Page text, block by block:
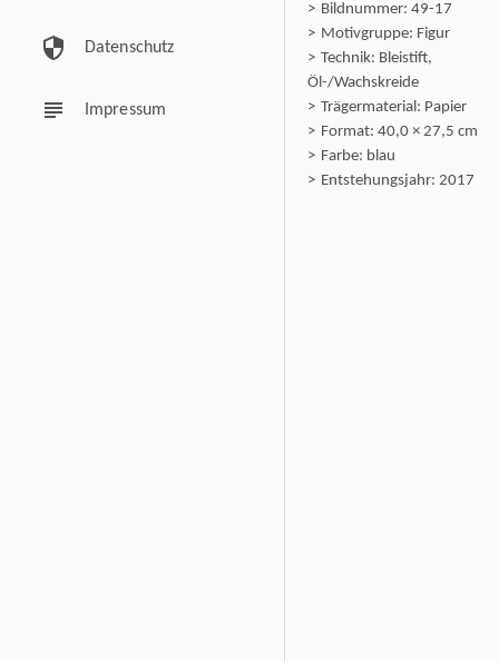
security Datenschutz
subject Impressum
Bildnummer: 49-17
Motivgruppe: Figur
Technik: Bleistift,
Öl-/Wachskreide
Trägermaterial: Papier
Format: 40,0 × 27,5 cm
Farbe: blau
Entstehungsjahr: 2017